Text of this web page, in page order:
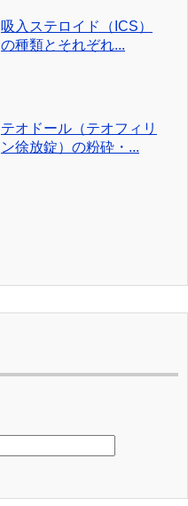
吸入ステロイド（ICS）
の種類とそれぞれ...
テオドール（テオフィリ
ン徐放錠）の粉砕・...